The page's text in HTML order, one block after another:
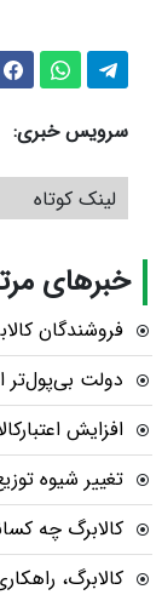
سرویس خبری:
لینک کوتاه
خبرهای
فروشندگان
دولت بی‌پول‌تر
افزایش
تغییر شیوه
کالابرگ چه
کالابرگ،